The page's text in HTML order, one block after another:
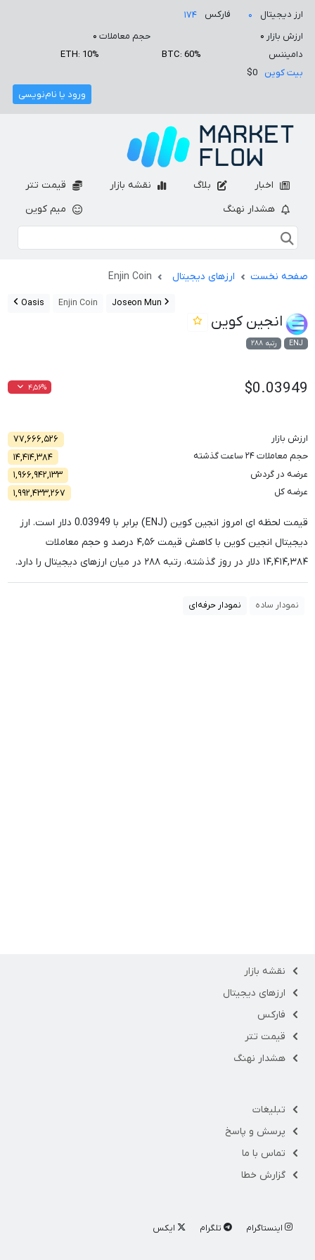
ارز دیجیتال ۰ فارکس
۱۷۴
ارزش بازار ۰ حجم معاملات ۰
دامیننس
BTC: 60%
ETH: 10%
بیت کوین
$0
ورود یا نام‌نویسی
اخبار بلاگ نقشه بازار
قیمت تتر
هشدار نهنگ
میم کوین
صفحه نخست ارزهای دیجیتال Enjin Coin
Enjin Coin
Oasis
انجین کوین
ENJ رتبه ۲۸۸
$0.03949 ۴,۵۶%
ارزش بازار
۷۷,۶۶۶,۵۲۶
حجم معاملات ۲۴ ساعت گذشته
۱۴,۴۱۴,۳۸۴
عرضه در گردش
۱,۹۶۶,۹۴۲,۱۳۳
عرضه کل
۱,۹۹۲,۴۳۳,۲۶۷
قیمت لحظه ای امروز انجین کوین (ENJ) برابر با 0.03949 دلار است. ارز
دیجیتال انجین کوین با کاهش قیمت۴,۵۶ درصد و حجم معاملات
۱۴,۴۱۴,۳۸۴ دلار در روز گذشته، رتبه۲۸۸ در میان ارزهای دیجیتال را دارد.
نمودار ساده نمودار حرفه‌ای
نقشه بازار
ارزهای دیجیتال
فارکس
قیمت تتر
هشدار نهنگ
تبلیغات
پرسش و پاسخ
تماس با ما
گزارش خطا
اینستاگرام تلگرام ایکس